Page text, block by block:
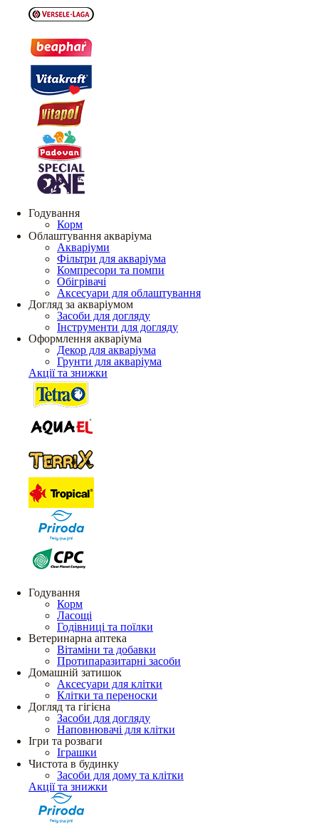
Годування
Корм
Облаштування акваріума
Акваріуми
Фільтри для акваріума
Компресори та помпи
Обігрівачі
Аксесуари для облаштування
Догляд за акваріумом
Засоби для догляду
Інструменти для догляду
Оформлення акваріума
Декор для акваріума
Грунти для акваріума
Акції та знижки
Годування
Корм
Ласощі
Годівниці та поїлки
Ветеринарна аптека
Вітаміни та добавки
Протипаразитарні засоби
Домашній затишок
Аксесуари для клітки
Клітки та переноски
Догляд та гігієна
Засоби для догляду
Наповнювачі для клітки
Ігри та розваги
Іграшки
Чистота в будинку
Засоби для дому та клітки
Акції та знижки